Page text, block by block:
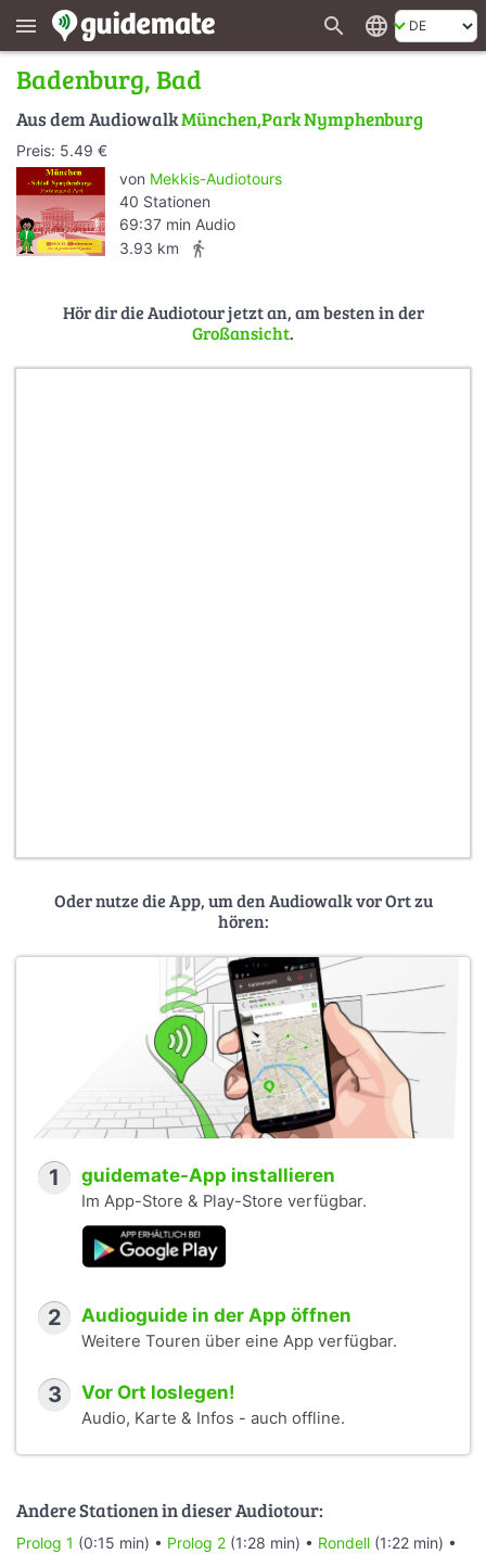
menu search language
Badenburg, Bad
Aus dem AudiowalkMünchen,Park Nymphenburg
Preis: 5.49 €
von Mekkis-Audiotours
40 Stationen
69:37 min Audio
3.93 km
directions_walk
Hör dir die Audiotour jetzt an, am besten in der
Großansicht.
Oder nutze die App, um den Audiowalk vor Ort zu
hören:
1 guidemate-App installieren
Im App-Store & Play-Store verfügbar.
2 Audioguide in der App öffnen
Weitere Touren über eine App verfügbar.
3 Vor Ort loslegen!
Audio, Karte & Infos - auch offline.
Andere Stationen in dieser Audiotour:
Prolog 1 (0:15 min) • Prolog 2 (1:28 min) • Rondell (1:22 min) •